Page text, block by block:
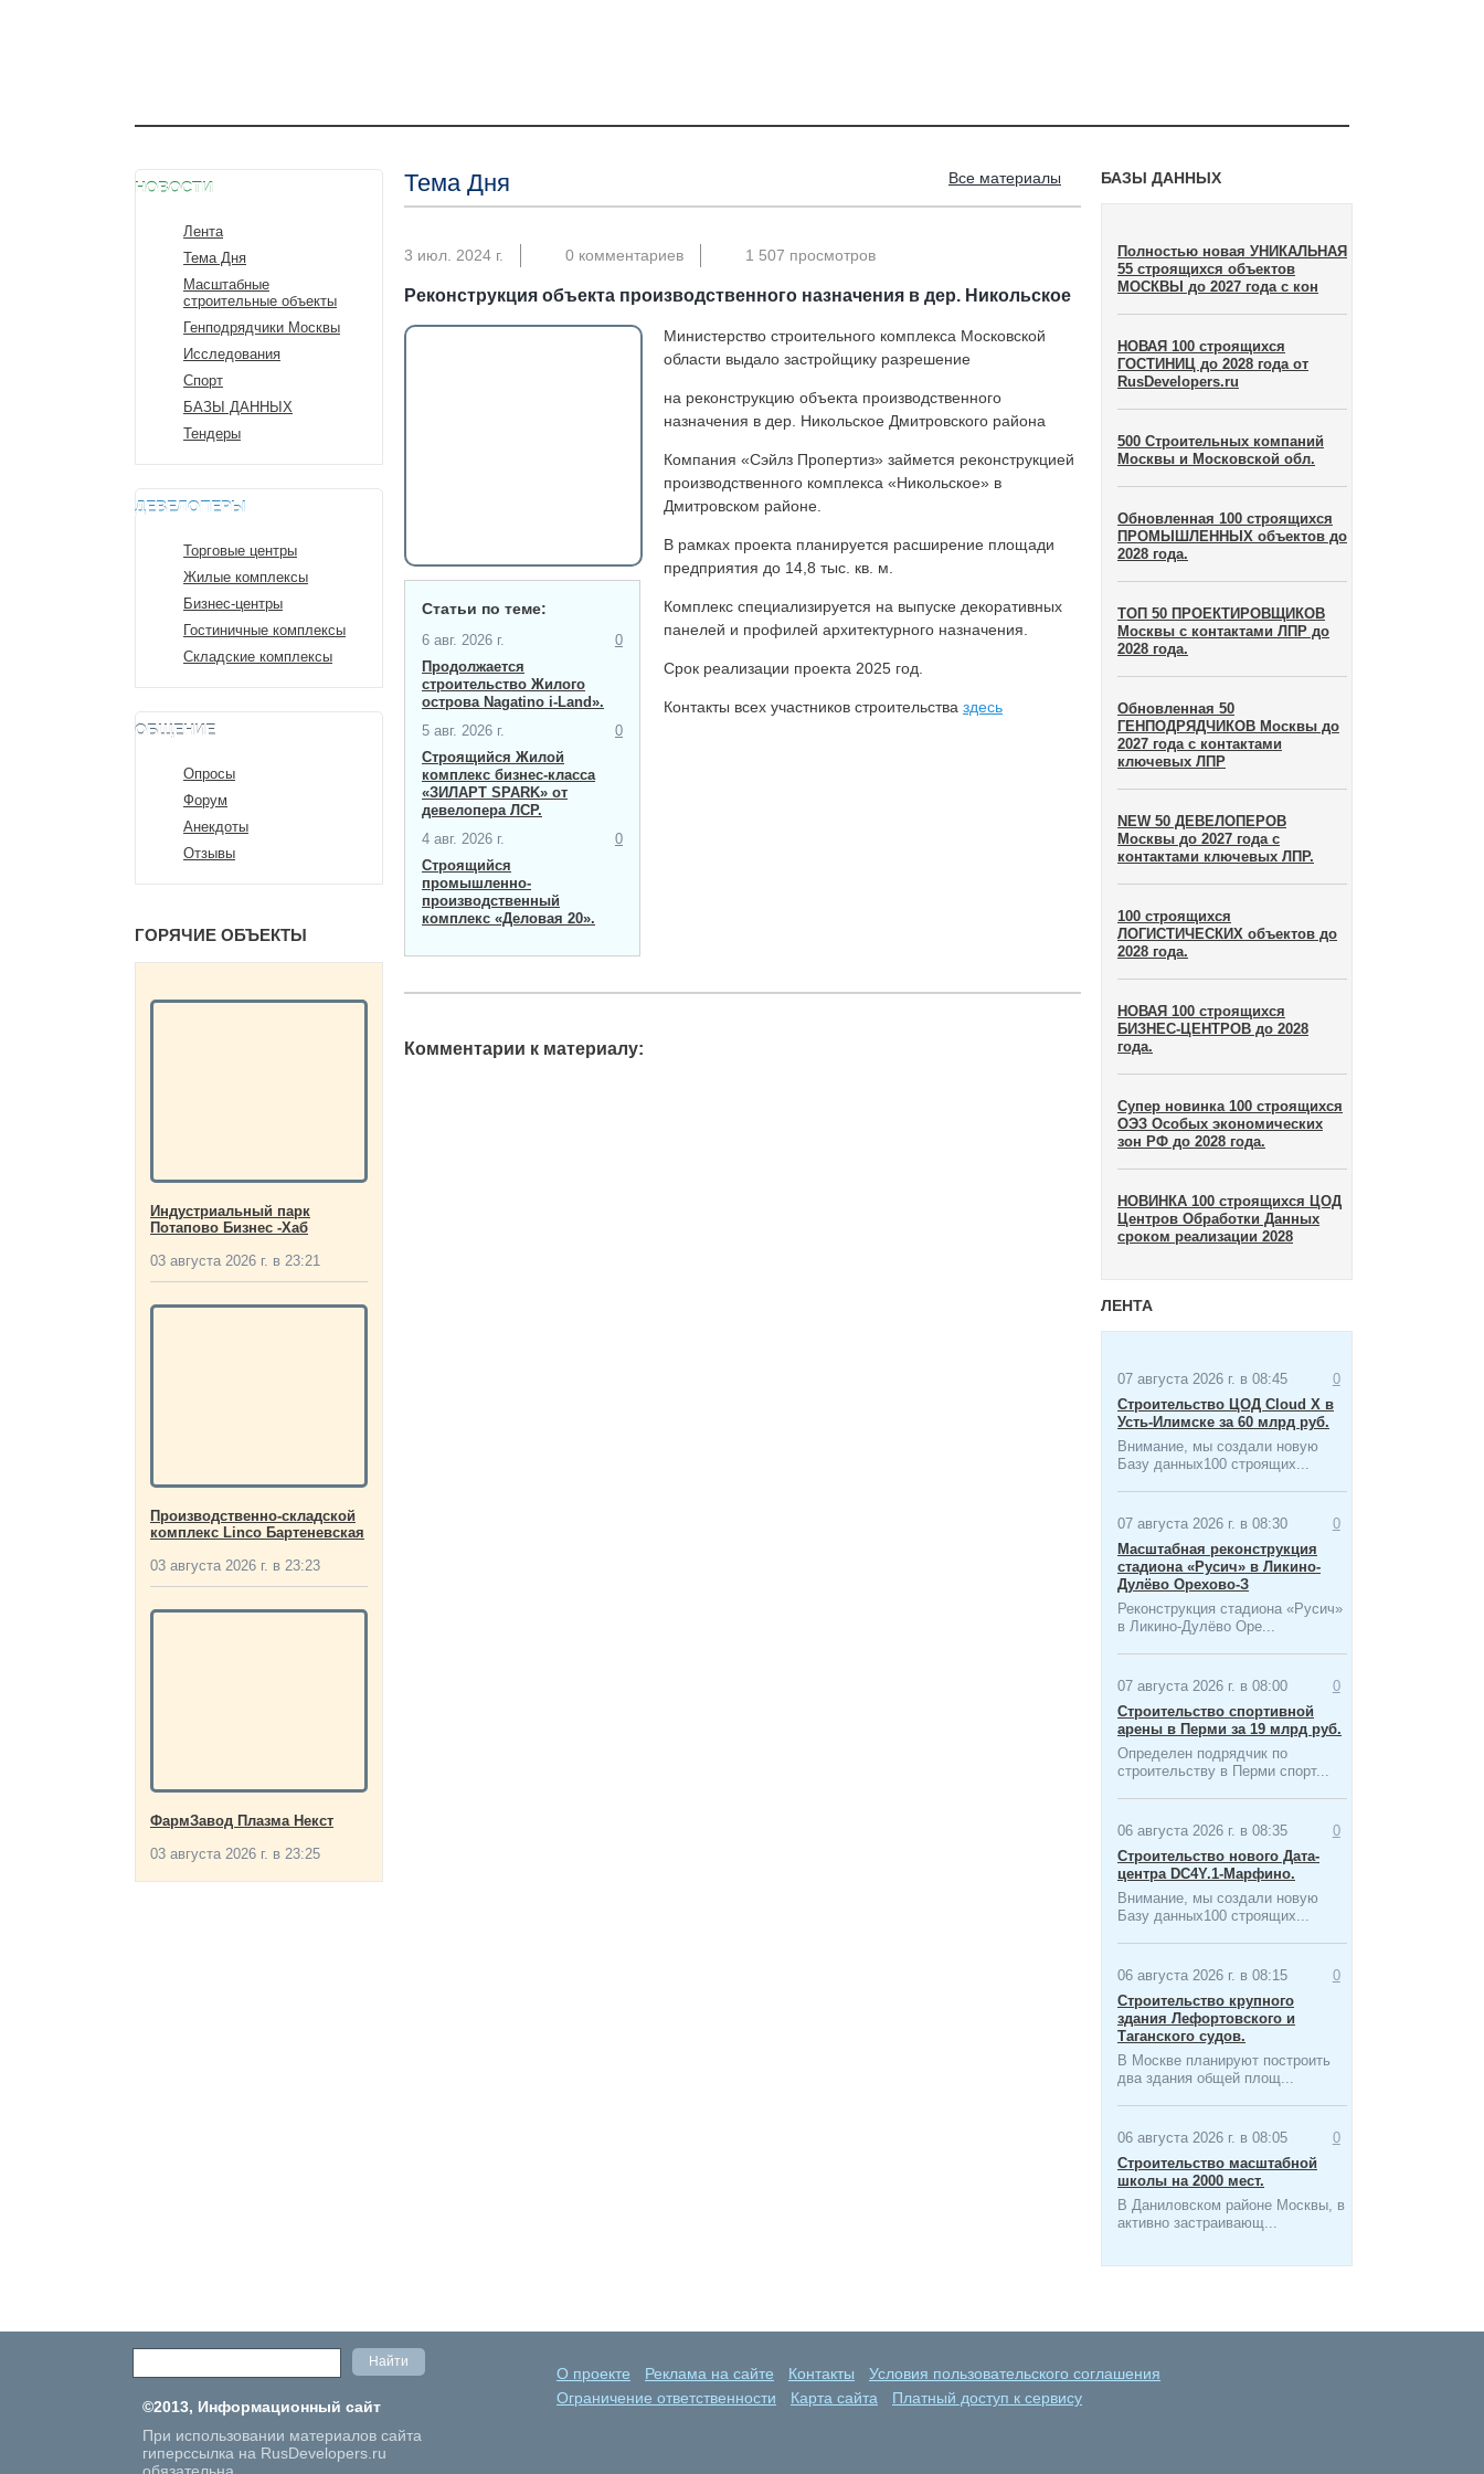
НОВОСТИ
Лента
Тема Дня
Масштабные
строительные объекты
Генподрядчики Москвы
Исследования
Спорт
БАЗЫ ДАННЫХ
Тендеры
ДЕВЕЛОПЕРЫ
Торговые центры
Жилые комплексы
Бизнес-центры
Гостиничные комплексы
Складские комплексы
ОБЩЕНИЕ
Опросы
Форум
Анекдоты
Отзывы
ГОРЯЧИЕ ОБЪЕКТЫ
Индустриальный парк
Потапово Бизнес -Хаб
03 августа 2026 г. в 23:21
Производственно-складской
комплекс Linco Бартеневская
03 августа 2026 г. в 23:23
ФармЗавод Плазма Некст
03 августа 2026 г. в 23:25
БАЗЫ ДАННЫХ
Полностью новая УНИКАЛЬНАЯ
55 строящихся объектов
МОСКВЫ до 2027 года с кон
НОВАЯ 100 строящихся
ГОСТИНИЦ до 2028 года от
RusDevelopers.ru
500 Строительных компаний
Москвы и Московской обл.
Обновленная 100 строящихся
ПРОМЫШЛЕННЫХ объектов до
2028 года.
ТОП 50 ПРОЕКТИРОВЩИКОВ
Москвы с контактами ЛПР до
2028 года.
Обновленная 50
ГЕНПОДРЯДЧИКОВ Москвы до
2027 года с контактами
ключевых ЛПР
NEW 50 ДЕВЕЛОПЕРОВ
Москвы до 2027 года с
контактами ключевых ЛПР.
100 строящихся
ЛОГИСТИЧЕСКИХ объектов до
2028 года.
НОВАЯ 100 строящихся
БИЗНЕС-ЦЕНТРОВ до 2028
года.
Супер новинка 100 строящихся
ОЭЗ Особых экономических
зон​ РФ до 2028 года.
НОВИНКА 100 строящихся ЦОД
Центров Обработки Данных
сроком реализации 2028
ЛЕНТА
07 августа 2026 г. в 08:45
0
Строительство ЦОД Cloud X в
Усть-Илимске за 60 млрд руб.
Внимание, мы создали новую
Базу данных100 строящих...
07 августа 2026 г. в 08:30
0
Масштабная ​реконструкция
стадиона «Русич» в Ликино-
Дулёво Орехово-З
Реконструкция стадиона «Русич»
в Ликино-Дулёво Оре...
07 августа 2026 г. в 08:00
0
Строительство спортивной
арены в Перми за 19 млрд руб.
Определен подрядчик по
строительству в Перми спорт...
06 августа 2026 г. в 08:35
0
Строительство нового Дата-
центра​ DC4Y.1-Марфино.
Внимание, мы создали новую
Базу данных100 строящих...
06 августа 2026 г. в 08:15
0
Строительство крупного
здания Лефортовского и
Таганского судов.
В Москве планируют построить
два здания общей площ...
06 августа 2026 г. в 08:05
0
Строительство масштабной
школы на 2000 мест​.
В Даниловском районе Москвы, в
активно застраивающ...
Тема Дня Все материалы
3 июл. 2024 г. 0 комментариев 1 507 просмотров
Реконструкция объекта производственного назначения в дер. Никольское
Статьи по теме:
6 авг. 2026 г.
0
Продолжается
строительство Жилого
острова Nagatino i-Land».
5 авг. 2026 г.
0
Строящийся Жилой
комплекс бизнес-класса
«ЗИЛАРТ SPARK» от
девелопера ЛСР.
4 авг. 2026 г.
0
Строящийся
промышленно-
производственный
комплекс «Деловая 20».
Министерство строительного комплекса Московской
области выдало застройщику разрешение
на реконструкцию объекта производственного
назначения в дер. Никольское Дмитровского района
Компания «Сэйлз Пропертиз» займется реконструкцией
производственного комплекса «Никольское» в
Дмитровском районе.
В рамках проекта планируется расширение площади
предприятия до 14,8 тыс. кв. м.
Комплекс специализируется на выпуске декоративных
панелей и профилей архитектурного назначения.
Срок реализации проекта 2025 год.
Контакты всех участников строительства здесь
Комментарии к материалу:
©2013, Информационный сайт
При использовании материалов сайта
гиперссылка на RusDevelopers.ru
О проекте Реклама на сайте Контакты
Условия пользовательского соглашения
Ограничение ответственности
Карта сайта Платный доступ к сервису